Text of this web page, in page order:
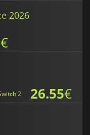
2026
€
2 26.55€